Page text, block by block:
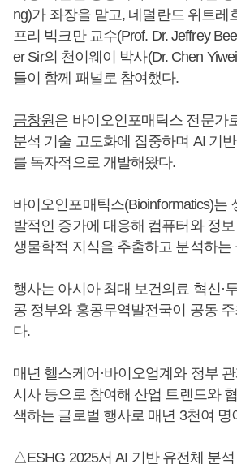
ng)가 좌장을 맡고, 네덜란드 위트레
프리 빅크만 교수(Prof. Dr. Jeffrey
er Sir의 천이웨이 박사(Dr. Chen
들이 함께 패널로 참여했다.
금창원은 바이오인포매틱스 전문가
분석 기술 고도화에 집중하며 AI 기
를 독자적으로 개발해왔다.
바이오인포매틱스(Bioinformatics)는
발적인 증가에 대응해 컴퓨터와 정
생물학적 지식을 추출하고 분석하는
행사는 아시아 최대 보건의료 혁신·
콩 정부와 홍콩무역발전국이 공동
다.
매년 헬스케어·바이오업계와 정부
시사 등으로 참여해 산업 트렌드와
색하는 글로벌 행사로 매년 3천여 명
△ESHG 2025서 AI 기반 유전체 분